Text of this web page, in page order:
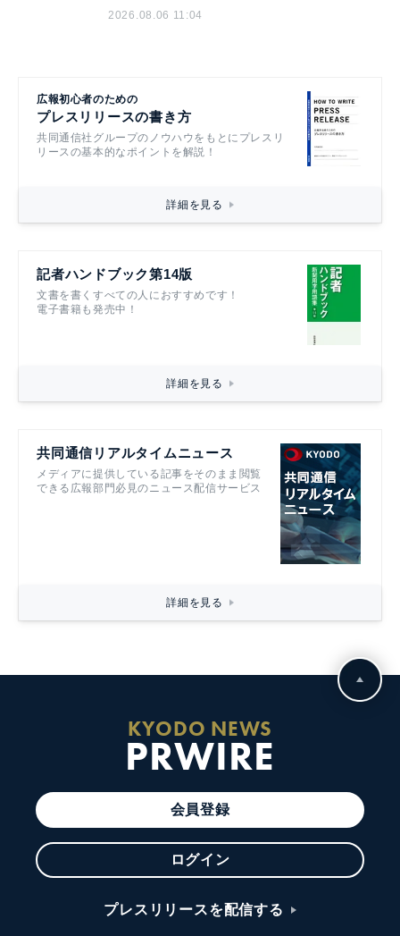
2026.08.06 11:04
広報初心者のための
プレスリリースの書き方
共同通信社グループのノウハウをもとにプレスリ
リースの基本的なポイントを解説！
詳細を見る
記者ハンドブック第14版
文書を書くすべての人におすすめです！
電子書籍も発売中！
詳細を見る
共同通信リアルタイムニュース
メディアに提供している記事をそのまま閲覧
できる広報部門必見のニュース配信サービス
詳細を見る
KYODO NEWS
PRWIRE
会員登録
ログイン
プレスリリースを配信する